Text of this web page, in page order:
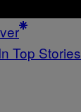
Top Stories